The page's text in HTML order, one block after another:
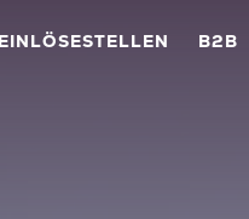
EINLÖSESTELLEN B2B